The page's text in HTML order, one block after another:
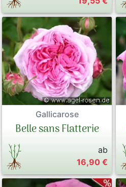
Gallicarose
Belle sans Flatterie
ab
16,90 €